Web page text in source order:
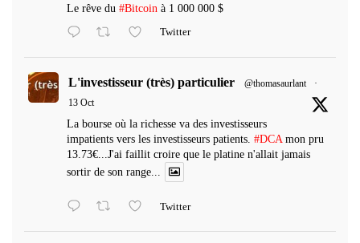
Le rêve du #Bitcoin à 1 000 000 $
Twitter
L'investisseur (très) particulier @thomasaurlant
·
13 Oct
La bourse où la richesse va des investisseurs
impatients vers les investisseurs patients. #DCA mon pru
13.73€...J'ai faillit croire que le platine n'allait jamais
sortir de son range...
Twitter